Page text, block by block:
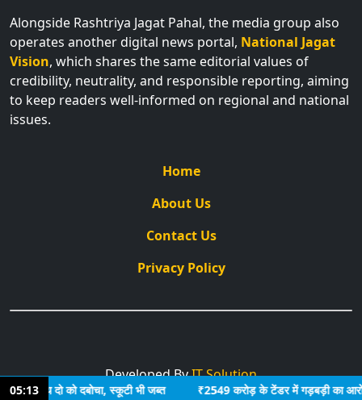
Alongside Rashtriya Jagat Pahal, the media group also
operates another digital news portal, National Jagat
Vision, which shares the same editorial values of
credibility, neutrality, and responsible reporting, aiming
to keep readers well-informed on regional and national
issues.
Home
About Us
Contact Us
Privacy Policy
05:13
साथ दो को दबोचा, स्कूटी भी जब्त ₹2549 करोड़ के टेंडर में गड़बड़ी का आरोप:
Developed ByIT Solution